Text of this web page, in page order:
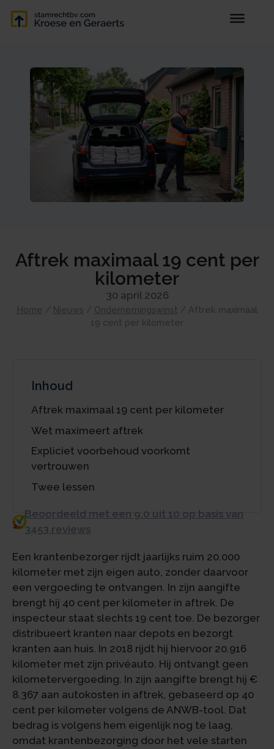
Aftrek maximaal 19 cent per
kilometer
30 april 2026
Home / Nieuws / Ondernemingswinst / Aftrek maximaal
19 cent per kilometer
Inhoud
Aftrek maximaal 19 cent per kilometer
Wet maximeert aftrek
Expliciet voorbehoud voorkomt
vertrouwen
Twee lessen
Beoordeeld met een 9.0 uit 10 op basis van
3453 reviews
Een krantenbezorger rijdt jaarlijks ruim 20.000
kilometer met zijn eigen auto, zonder daarvoor
een vergoeding te ontvangen. In zijn aangifte
brengt hij 40 cent per kilometer in aftrek. De
inspecteur staat slechts 19 cent toe. De bezorger
distribueert kranten naar depots en bezorgt
kranten aan huis. In 2018 rijdt hij hiervoor 20.916
kilometer met zijn privéauto. Hij ontvangt geen
kilometervergoeding. In zijn aangifte brengt hij €
8.367 aan autokosten in aftrek, gebaseerd op 40
cent per kilometer volgens de ANWB-tool. Dat
bedrag is volgens hem eigenlijk nog te laag,
omdat krantenbezorging door het vele starten